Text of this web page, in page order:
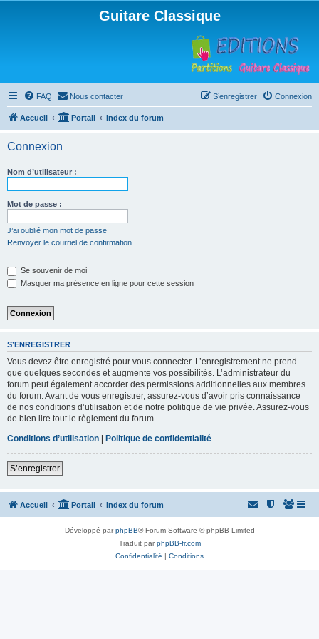
Guitare Classique
FAQ Nous contacter Connexion
S’enregistrer
Accueil Portail Index du forum
Connexion
Nom d’utilisateur :
Mot de passe :
J’ai oublié mon mot de passe
Renvoyer le courriel de confirmation
Se souvenir de moi
Masquer ma présence en ligne pour cette session
S’ENREGISTRER
Vous devez être enregistré pour vous connecter. L’enregistrement ne prend
que quelques secondes et augmente vos possibilités. L’administrateur du
forum peut également accorder des permissions additionnelles aux membres
du forum. Avant de vous enregistrer, assurez-vous d’avoir pris connaissance
de nos conditions d’utilisation et de notre politique de vie privée. Assurez-vous
de bien lire tout le règlement du forum.
Conditions d’utilisation | Politique de confidentialité
S’enregistrer
Accueil Portail Index du forum
Développé parphpBB® Forum Software © phpBB Limited
Traduit parphpBB-fr.com
Confidentialité | Conditions